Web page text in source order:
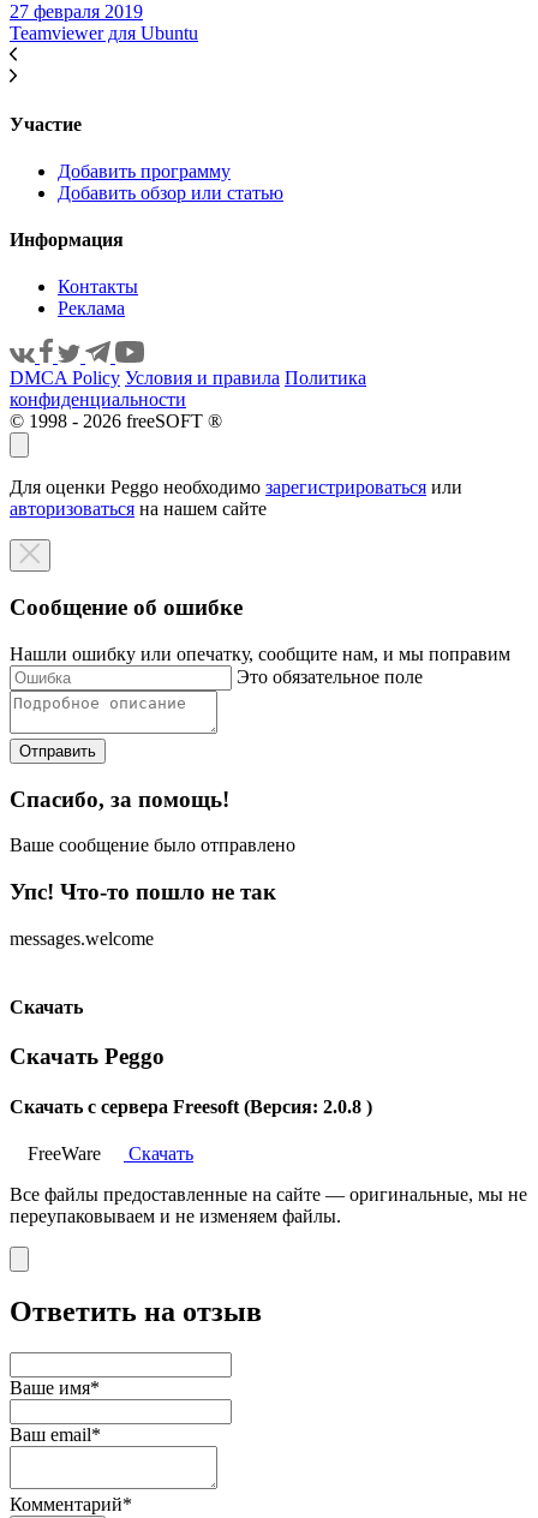
27 февраля 2019
Teamviewer для Ubuntu
Участие
Добавить программу
Добавить обзор или статью
Информация
Контакты
Реклама
DMCA Policy Условия и правила Политика
конфиденциальности
© 1998 - 2026 freeSOFT ®
Для оценки Peggo необходимо зарегистрироваться или
авторизоваться на нашем сайте
Сообщение об ошибке
Нашли ошибку или опечатку, сообщите нам, и мы поправим
Это обязательное поле
Отправить
Спасибо, за помощь!
Ваше сообщение было отправлено
Упс! Что-то пошло не так
messages.welcome
Скачать
Скачать Peggo
Скачать с сервера Freesoft (Версия: 2.0.8 )
FreeWare
Скачать
Все файлы предоставленные на сайте — оригинальные, мы не
переупаковываем и не изменяем файлы.
Ответить на отзыв
Ваше имя*
Ваш email*
Комментарий*